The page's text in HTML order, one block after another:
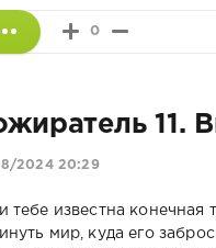
0
11.
2024 20:29
тебе известна
мир, куда его